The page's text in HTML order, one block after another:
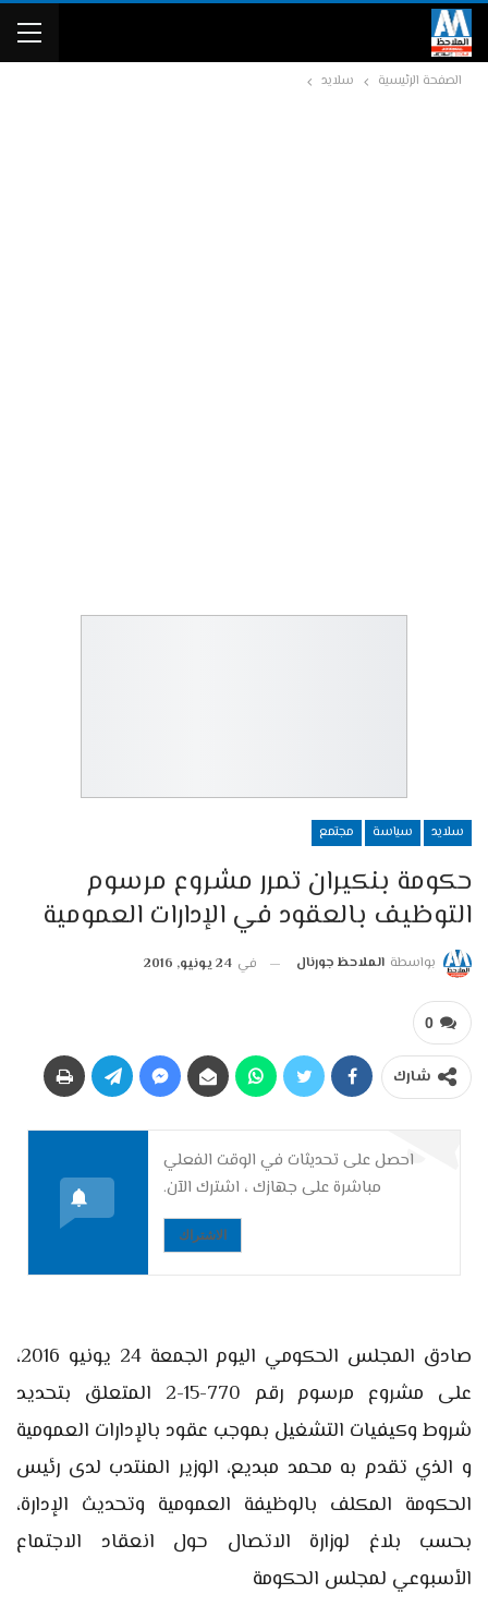
الصفحة الرئيسية سلايد
سلايد سياسة مجتمع
حكومة بنكيران تمرر مشروع مرسوم
التوظيف بالعقود في الإدارات العمومية
بواسطة الملاحظ جورنال في 24 يونيو, 2016
0
شارك
احصل على تحديثات في الوقت الفعلي
مباشرة على جهازك ، اشترك الآن.
الاشتراك
صادق المجلس الحكومي اليوم الجمعة 24 يونيو 2016،
على مشروع مرسوم رقم 770-15-2 المتعلق بتحديد
شروط وكيفيات التشغيل بموجب عقود بالإدارات العمومية
و الذي تقدم به محمد مبديع، الوزير المنتدب لدى رئيس
الحكومة المكلف بالوظيفة العمومية وتحديث الإدارة،
بحسب بلاغ لوزارة الاتصال حول انعقاد الاجتماع
الأسبوعي لمجلس الحكومة